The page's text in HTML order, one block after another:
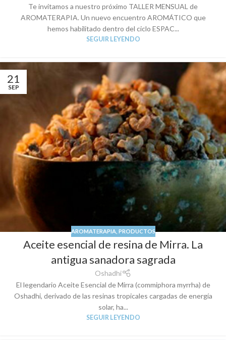
Te invitamos a nuestro próximo TALLER MENSUAL de
AROMATERAPIA. Un nuevo encuentro AROMÁTICO que
hemos habilitado dentro del ciclo ESPAC...
SEGUIR LEYENDO
21
SEP
AROMATERAPIA, PRODUCTOS
Aceite esencial de resina de Mirra. La
antigua sanadora sagrada
Oshadhi
El legendario Aceite Esencial de Mirra (commiphora myrrha) de
Oshadhi, derivado de las resinas tropicales cargadas de energía
solar, ha...
SEGUIR LEYENDO